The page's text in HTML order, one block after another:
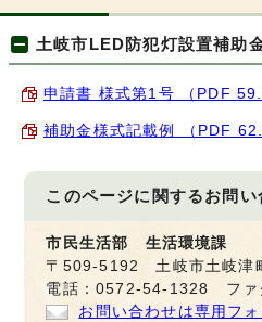
土岐市LED防犯灯設置補助
申請書 様式第1号 （PDF
補助金様式記載例 （PDF
このページに関するお問い
市民生活部 生活環境課
〒509-5192 土岐市土岐津
電話：0572-54-1328 ファ
お問い合わせは専用フ